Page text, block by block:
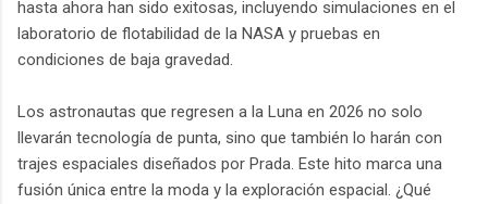
hasta ahora han sido exitosas, incluyendo simulaciones en el
laboratorio de flotabilidad de la NASA y pruebas en
condiciones de baja gravedad​.
Los astronautas que regresen a la Luna en 2026 no solo
llevarán tecnología de punta, sino que también lo harán con
trajes espaciales diseñados por Prada. Este hito marca una
fusión única entre la moda y la exploración espacial. ¿Qué